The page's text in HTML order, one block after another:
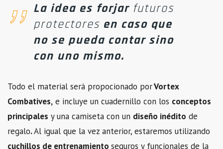
La idea es forjar futuros
protectoresen caso que
no se pueda contar sino
con uno mismo.
Todo el material será propocionado porVortex
Combatives, e incluye un cuadernillo con los conceptos
principales y una camiseta con un diseño inédito de
regalo.Al igual que la vez anterior, estaremos utilizando
cuchillos de entrenamiento seguros y funcionales de la